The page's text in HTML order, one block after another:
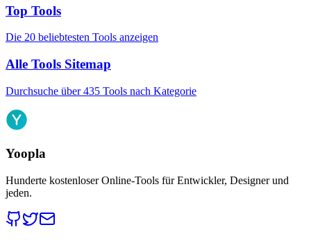
Top Tools
Die 20 beliebtesten Tools anzeigen
Alle Tools Sitemap
Durchsuche über 435 Tools nach Kategorie
Yoopla
Hunderte kostenloser Online-Tools für Entwickler, Designer und
jeden.